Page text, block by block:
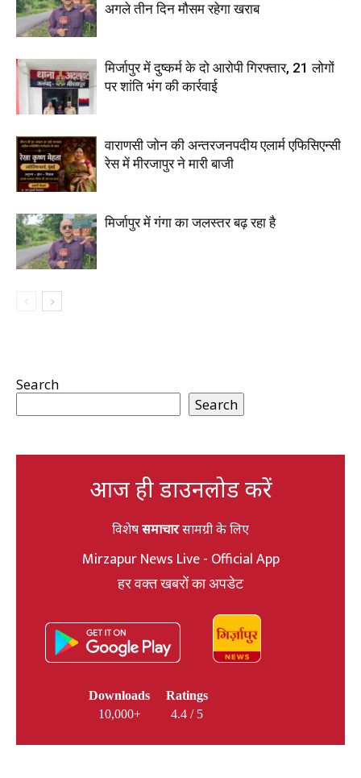
अगले तीन दिन मौसम रहेगा खराब
मिर्जापुर में दुष्कर्म के दो आरोपी गिरफ्तार, 21 लोगों
पर शांति भंग की कार्रवाई
वाराणसी जोन की अन्तरजनपदीय एलार्म एफिसिएन्सी
रेस में मीरजापुर ने मारी बाजी
मिर्जापुर में गंगा का जलस्तर बढ़ रहा है
Search
Search
आज ही डाउनलोड करें
विशेषसमाचारसामग्री के लिए
Mirzapur News Live - Official App
हर वक्त खबरों का अपडेट
Downloads
10,000+
Ratings
4.4 / 5